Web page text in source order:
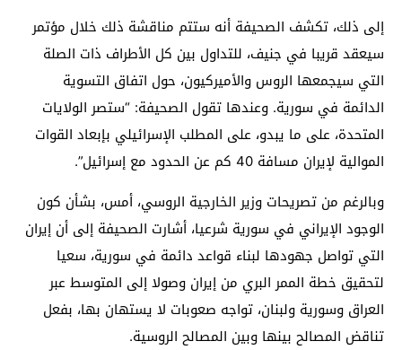
إلى ذلك، تكشف الصحيفة أنه ستتم مناقشة ذلك خلال مؤتمر
سيعقد قريبا في جنيف، للتداول بين كل الأطراف ذات الصلة
التي سيجمعها الروس والأميركيون، حول اتفاق التسوية
الدائمة في سورية. وعندها تقول الصحيفة: “ستصر الولايات
المتحدة، على ما يبدو، على المطلب الإسرائيلي بإبعاد القوات
الموالية لإيران مسافة 40 كم عن الحدود مع إسرائيل”.
وبالرغم من تصريحات وزير الخارجية الروسي، أمس، بشأن كون
الوجود الإيراني في سورية شرعيا، أشارت الصحيفة إلى أن إيران
التي تواصل جهودها لبناء قواعد دائمة في سورية، سعيا
لتحقيق خطة الممر البري من إيران وصولا إلى المتوسط عبر
العراق وسورية ولبنان، تواجه صعوبات لا يستهان بها، بفعل
تناقض المصالح بينها وبين المصالح الروسية.